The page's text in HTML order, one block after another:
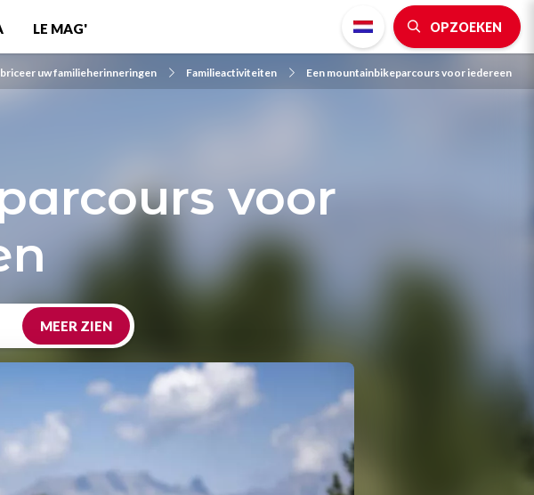
LE MAG' OPZOEKEN
uw familieherinneringen Familieactiviteiten Een mountainbikeparcours voor iedereen
voor
MEER ZIEN